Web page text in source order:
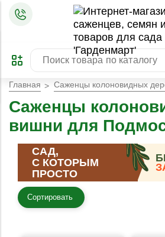
ПРЕДЗАКАЗ
ЗАБРОНИРОВАТЬ
ЛУЧШЕЕ
Главная Саженцы колоновидных
Саженцы
вишни для
САД,
С КОТОРЫМ
ПРОСТО
Сортировать